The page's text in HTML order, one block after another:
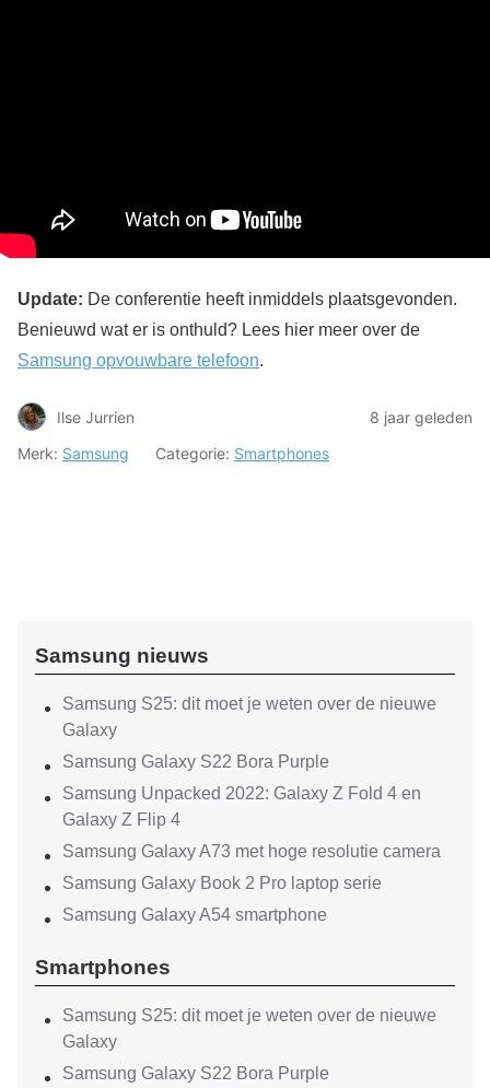
Update: De conferentie heeft inmiddels plaatsgevonden.
Benieuwd wat er is onthuld? Lees hier meer over de
Samsung opvouwbare telefoon.
Ilse Jurrien
8 jaar geleden
Merk: Samsung Categorie: Smartphones
Samsung nieuws
Samsung S25: dit moet je weten over de nieuwe
Galaxy
Samsung Galaxy S22 Bora Purple
Samsung Unpacked 2022: Galaxy Z Fold 4 en
Galaxy Z Flip 4
Samsung Galaxy A73 met hoge resolutie camera
Samsung Galaxy Book 2 Pro laptop serie
Samsung Galaxy A54 smartphone
Smartphones
Samsung S25: dit moet je weten over de nieuwe
Galaxy
Samsung Galaxy S22 Bora Purple